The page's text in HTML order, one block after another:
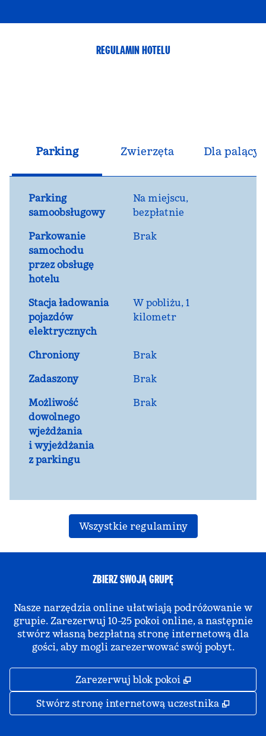
REGULAMIN HOTELU
Parking Zwierzęta Dla
Parking
samoobsługowy
Na miejscu,
bezpłatnie
Parkowanie
samochodu
przez obsługę
hotelu
Brak
Stacja ładowania
pojazdów
elektrycznych
W pobliżu, 1
kilometr
Chroniony
Brak
Zadaszony
Brak
Możliwość
dowolnego
wjeżdżania
i wyjeżdżania
z parkingu
Brak
Wszystkie regulaminy
ZBIERZ SWOJĄ GRUPĘ
Nasze narzędzia online ułatwiają podróżowanie w
grupie. Zarezerwuj 10–25 pokoi online, a następnie
stwórz własną bezpłatną stronę internetową dla
gości, aby mogli zarezerwować swój pobyt.
Zarezerwuj blok pokoi ,
Stwórz stronę internetową uczestnika ,